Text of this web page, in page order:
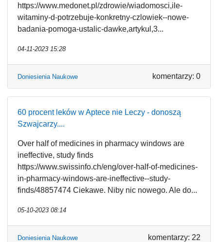
https://www.medonet.pl/zdrowie/wiadomosci,ile-
witaminy-d-potrzebuje-konkretny-czlowiek--nowe-
badania-pomoga-ustalic-dawke,artykul,3...
04-11-2023 15:28
Doniesienia Naukowe komentarzy: 0
60 procent leków w Aptece nie Leczy - donoszą
Szwajcarzy....
Over half of medicines in pharmacy windows are
ineffective, study finds
https://www.swissinfo.ch/eng/over-half-of-medicines-
in-pharmacy-windows-are-ineffective--study-
finds/48857474 Ciekawe. Niby nic nowego. Ale do...
05-10-2023 08:14
Doniesienia Naukowe komentarzy: 22